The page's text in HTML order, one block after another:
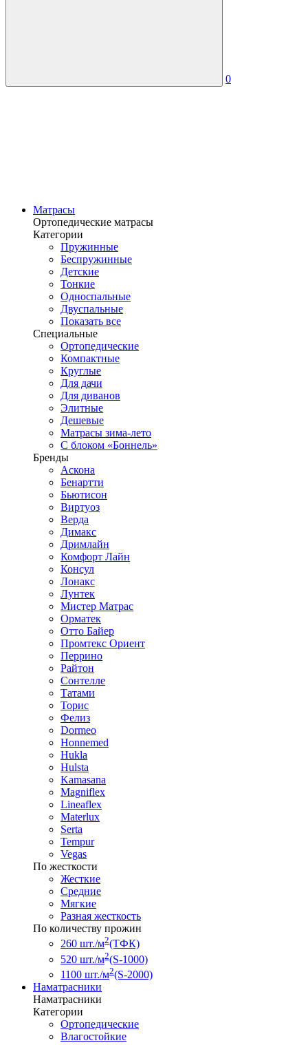
0
Матрасы
Ортопедические матрасы
Категории
Пружинные
Беспружинные
Детские
Тонкие
Односпальные
Двуспальные
Показать все
Специальные
Ортопедические
Компактные
Круглые
Для дачи
Для диванов
Элитные
Дешевые
Матрасы зима-лето
С блоком «Боннель»
Бренды
Аскона
Бенартти
Бьютисон
Виртуоз
Верда
Димакс
Дримлайн
Комфорт Лайн
Консул
Лонакс
Лунтек
Мистер Матрас
Орматек
Отто Байер
Промтекс Ориент
Перрино
Райтон
Сонтелле
Татами
Торис
Фелиз
Dormeo
Honnemed
Hukla
Hulsta
Kamasana
Magniflex
Lineaflex
Materlux
Serta
Tempur
Vegas
По жесткости
Жесткие
Средние
Мягкие
Разная жесткость
По количеству прожин
260 шт./м2(ТФК)
520 шт./м2(S-1000)
1100 шт./м2(S-2000)
Наматрасники
Наматрасники
Категории
Ортопедические
Влагостойкие